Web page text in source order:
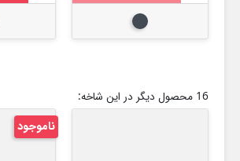
مشکی
16 محصول دیگر در این شاخه:
ناموجود